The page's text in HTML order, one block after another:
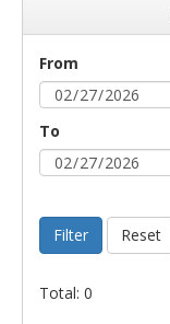
From
To
Filter Reset
Total: 0